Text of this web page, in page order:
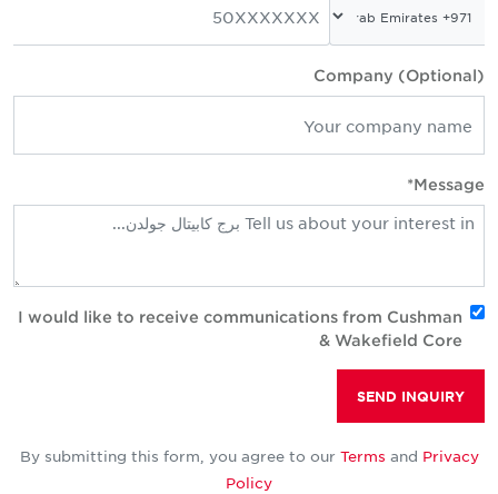
Company (Optional)
Message*
I would like to receive communications from Cushman
& Wakefield Core
SEND INQUIRY
By submitting this form, you agree to ourTermsandPrivacy
Policy